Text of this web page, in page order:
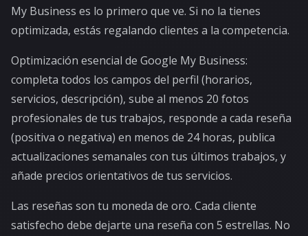
My Business es lo primero que ve. Si no la tienes
optimizada, estás regalando clientes a la competencia.
Optimización esencial de Google My Business:
completa todos los campos del perfil (horarios,
servicios, descripción), sube al menos 20 fotos
profesionales de tus trabajos, responde a cada reseña
(positiva o negativa) en menos de 24 horas, publica
actualizaciones semanales con tus últimos trabajos, y
añade precios orientativos de tus servicios.
Las reseñas son tu moneda de oro. Cada cliente
satisfecho debe dejarte una reseña con 5 estrellas. No